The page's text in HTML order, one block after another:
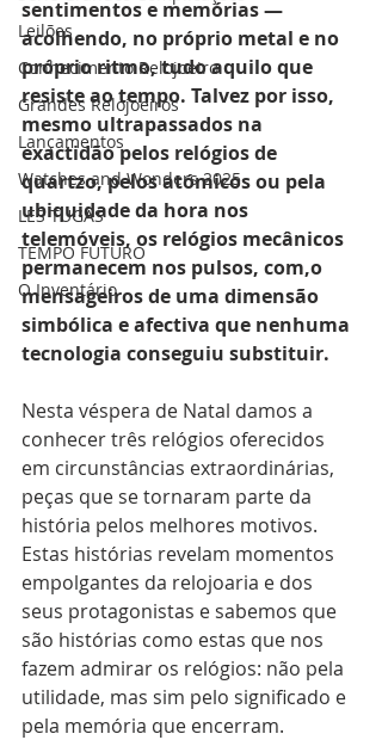
Leilões
Conhecimento Relojoeiro
Grandes Relojoeiros
Lançamentos
Watches and Wonders 2025
LES TUGAS
TEMPO FUTURO
O Inventário
sentimentos e memórias —
acolhendo, no próprio metal e no
próprio ritmo, tudo aquilo que
resiste ao tempo. Talvez por isso,
mesmo ultrapassados na
exactidão pelos relógios de
quartzo, pelos atómicos ou pela
ubiquidade da hora nos
telemóveis, os relógios mecânicos
permanecem nos pulsos, com,o
mensageiros de uma dimensão
simbólica e afectiva que nenhuma
tecnologia conseguiu substituir.
Nesta véspera de Natal damos a
conhecer três relógios oferecidos
em circunstâncias extraordinárias,
peças que se tornaram parte da
história pelos melhores motivos.
Estas histórias revelam momentos
empolgantes da relojoaria e dos
seus protagonistas e sabemos que
são histórias como estas que nos
fazem admirar os relógios: não pela
utilidade, mas sim pelo significado e
pela memória que encerram.